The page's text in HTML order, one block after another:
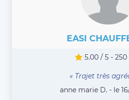
EASI
5.00 / 5 - 250
« Trajet très
anne marie D. - le